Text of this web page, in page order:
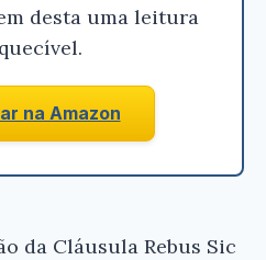
desta uma leitura
na Amazon
da Cláusula Rebus Sic
na Amazon